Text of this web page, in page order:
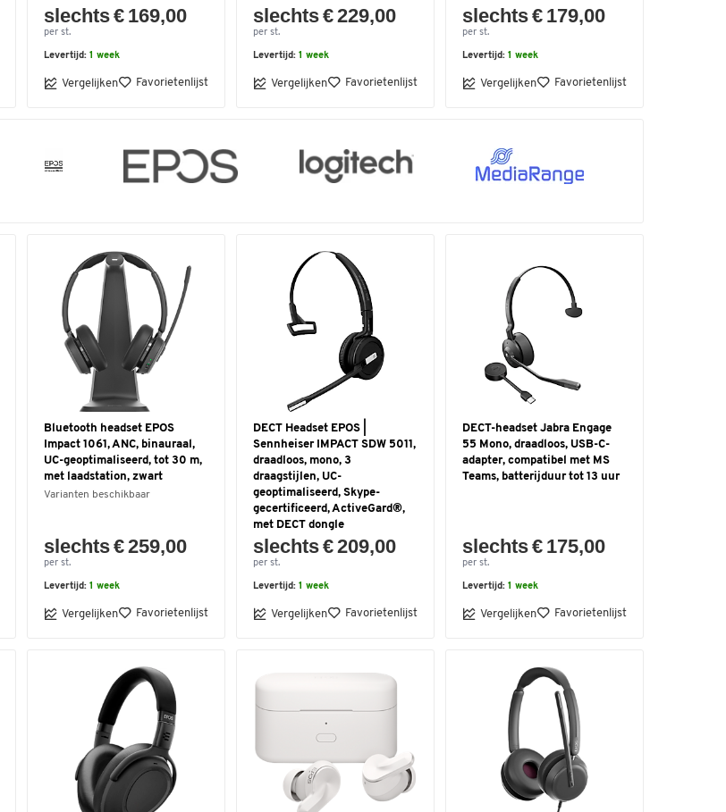
slechts € 169,00
per st.
Levertijd: 1 week
Vergelijken Favorietenlijst
slechts € 229,00
per st.
Levertijd: 1 week
Vergelijken Favorietenlijst
slechts € 179,00
per st.
Levertijd: 1 week
Vergelijken Favorietenlijst
Bluetooth headset EPOS
Impact 1061, ANC, binauraal,
UC-geoptimaliseerd, tot 30 m,
met laadstation, zwart
Varianten beschikbaar
slechts € 259,00
per st.
Levertijd: 1 week
Vergelijken Favorietenlijst
DECT Headset EPOS |
Sennheiser IMPACT SDW 5011,
draadloos, mono, 3
draagstijlen, UC-
geoptimaliseerd, Skype-
gecertificeerd, ActiveGard®,
met DECT dongle
slechts € 209,00
per st.
Levertijd: 1 week
Vergelijken Favorietenlijst
DECT-headset Jabra Engage
55 Mono, draadloos, USB-C-
adapter, compatibel met MS
Teams, batterijduur tot 13 uur
slechts € 175,00
per st.
Levertijd: 1 week
Vergelijken Favorietenlijst